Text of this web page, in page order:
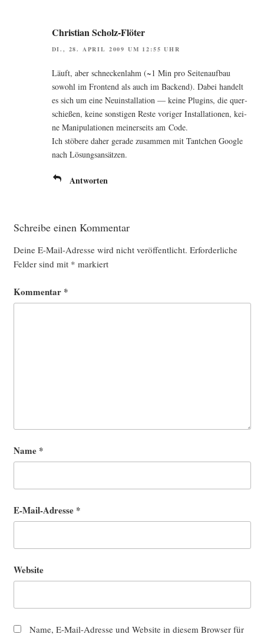
Christian Scholz-Flöter
DI., 28. APRIL 2009 UM 12:55 UHR
Läuft, aber schne­cken­lahm (~1 Min pro Sei­ten­auf­bau
sowohl im Front­end als auch im Backend). Dabei han­delt
es sich um eine Neu­in­stal­la­ti­on — kei­ne Plug­ins, die quer­
schie­ßen, kei­ne sons­ti­gen Res­te vori­ger Instal­la­tio­nen, kei­
ne Mani­pu­la­tio­nen mei­ner­seits am Code.
Ich stö­be­re daher gera­de zusam­men mit Tant­chen Goog­le
nach Lösungsansätzen.
Antworten
Schreibe einen Kommentar
Deine E-Mail-Adresse wird nicht veröffentlicht. Erforderliche
Felder sind mit * markiert
Kommentar *
Name *
E-Mail-Adresse *
Website
Name, E-Mail-Adresse und Website in diesem Browser für